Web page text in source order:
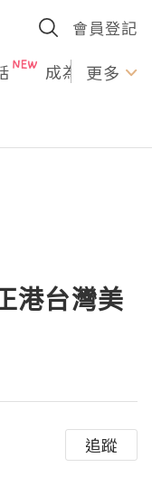
會員登記
成為U更多
港台灣美
追蹤